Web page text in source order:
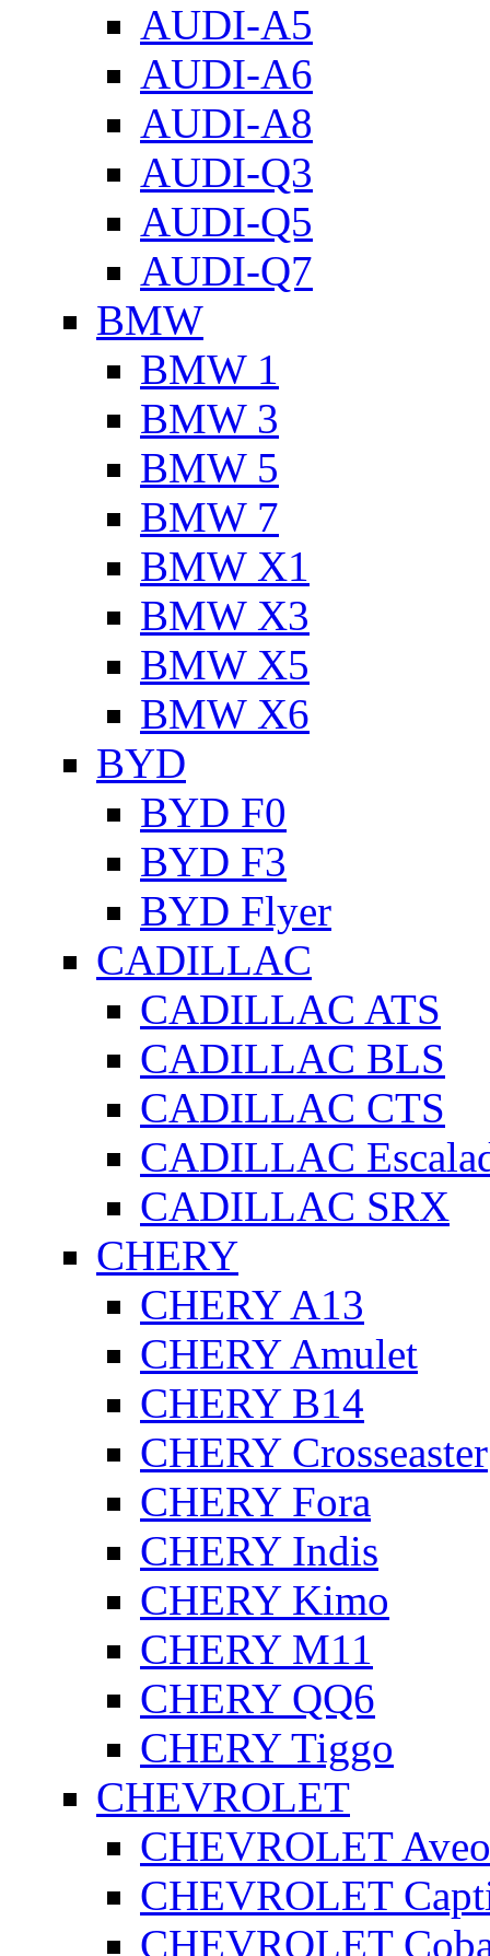
AUDI-A5
AUDI-A6
AUDI-A8
AUDI-Q3
AUDI-Q5
AUDI-Q7
BMW
BMW 1
BMW 3
BMW 5
BMW 7
BMW X1
BMW X3
BMW X5
BMW X6
BYD
BYD F0
BYD F3
BYD Flyer
CADILLAC
CADILLAC ATS
CADILLAC BLS
CADILLAC CTS
CADILLAC
CADILLAC SRX
CHERY
CHERY A13
CHERY Amulet
CHERY B14
CHERY Crosseaster
CHERY Fora
CHERY Indis
CHERY Kimo
CHERY M11
CHERY QQ6
CHERY Tiggo
CHEVROLET
CHEVROLET Aveo
CHEVROLET
CHEVROLET